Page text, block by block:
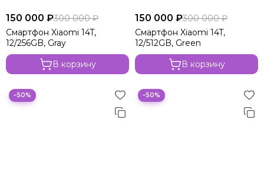
150 000 ₽300 000 ₽
Смартфон Xiaomi 14T,
12/256GB, Gray
В корзину
150 000 ₽300 000 ₽
Смартфон Xiaomi 14T,
12/512GB, Green
В корзину
−50% −50%